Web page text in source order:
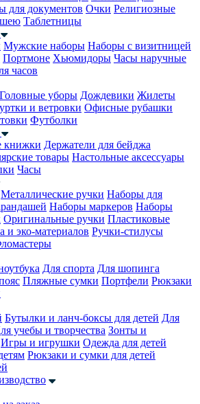
для документов Очки Религиозные
Таблетницы
Мужские наборы Наборы с визитницей
Портмоне Хьюмидоры Часы наручные
часов
Головные уборы Дождевики Жилеты
и ветровки Офисные рубашки
Футболки
книжки Держатели для бейджа
товары Настольные аксессуары
Часы
Металлические ручки Наборы для
Наборы маркеров Наборы
Оригинальные ручки Пластиковые
и эко-материалов Ручки-стилусы
Для спорта Для шопинга
Пляжные сумки Портфели Рюкзаки
Бутылки и ланч-боксы для детей Для
учебы и творчества Зонты и
Игры и игрушки Одежда для детей
Рюкзаки и сумки для детей